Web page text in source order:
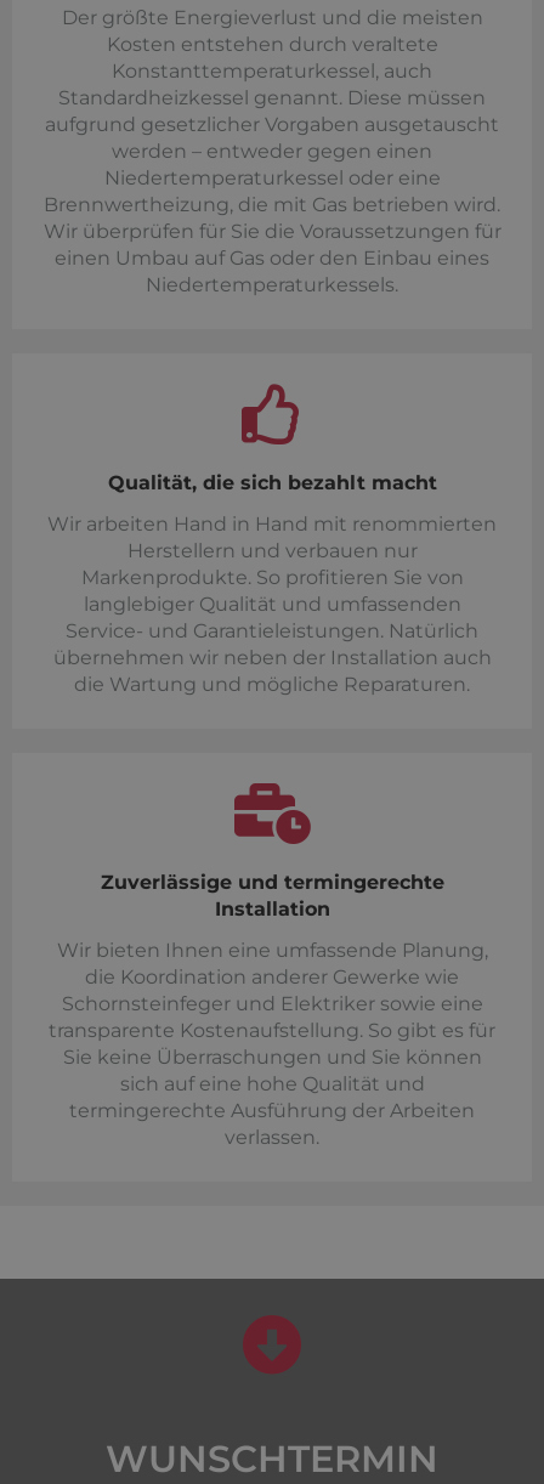
Der größte Energieverlust und die meisten
Kosten entstehen durch veraltete
Konstanttemperaturkessel, auch
Standardheizkessel genannt. Diese müssen
aufgrund gesetzlicher Vorgaben ausgetauscht
werden – entweder gegen einen
Niedertemperaturkessel oder eine
Brennwertheizung, die mit Gas betrieben wird.
Wir überprüfen für Sie die Voraussetzungen für
einen Umbau auf Gas oder den Einbau eines
Niedertemperaturkessels.
Qualität, die sich bezahlt macht
Wir arbeiten Hand in Hand mit renommierten
Herstellern und verbauen nur
Markenprodukte. So profitieren Sie von
langlebiger Qualität und umfassenden
Service- und Garantieleistungen. Natürlich
übernehmen wir neben der Installation auch
die Wartung und mögliche Reparaturen.
Zuverlässige und termingerechte
Installation
Wir bieten Ihnen eine umfassende Planung,
die Koordination anderer Gewerke wie
Schornsteinfeger und Elektriker sowie eine
transparente Kostenaufstellung. So gibt es für
Sie keine Überraschungen und Sie können
sich auf eine hohe Qualität und
termingerechte Ausführung der Arbeiten
verlassen.
WUNSCHTERMIN